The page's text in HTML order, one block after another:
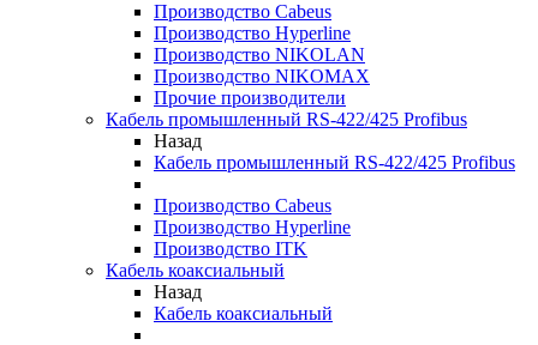
Производство Cabeus
Производство Hyperline
Производство NIKOLAN
Производство NIKOMAX
Прочие производители
Кабель промышленный RS-422/425 Profibus
Назад
Кабель промышленный RS-422/425 Profibus
Производство Cabeus
Производство Hyperline
Производство ITK
Кабель коаксиальный
Назад
Кабель коаксиальный